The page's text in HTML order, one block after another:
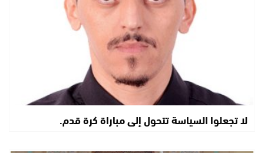
لا تجعلوا السياسة تتحول إلى مباراة كرة قدم.